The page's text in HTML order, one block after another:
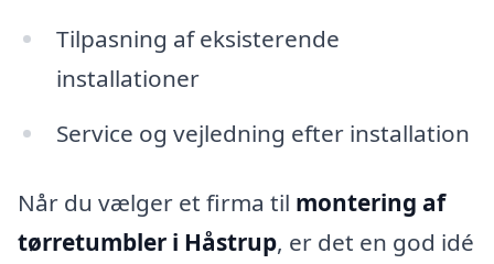
Tilpasning af eksisterende
installationer
Service og vejledning efter installation
Når du vælger et firma til montering af
tørretumbler i Håstrup, er det en god idé